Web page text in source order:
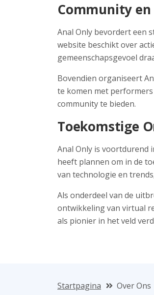
Community
Anal Only bevordert een
website beschikt over
gemeenschapsgevoel
Bovendien organiseert
te komen met
community te bieden.
Toekomstige
Anal Only is voortdurend
heeft plannen om in de
van technologie en
Als onderdeel van de
ontwikkeling van virtual
als pionier in het veld
Startpagina Over Ons